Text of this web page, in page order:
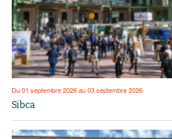
Du 01 septembre 2026 au 03 septembre 2026
Sibca